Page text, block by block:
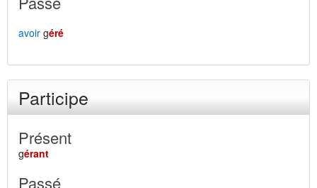
avoir géré
Participe
Présent
gérant
Passé